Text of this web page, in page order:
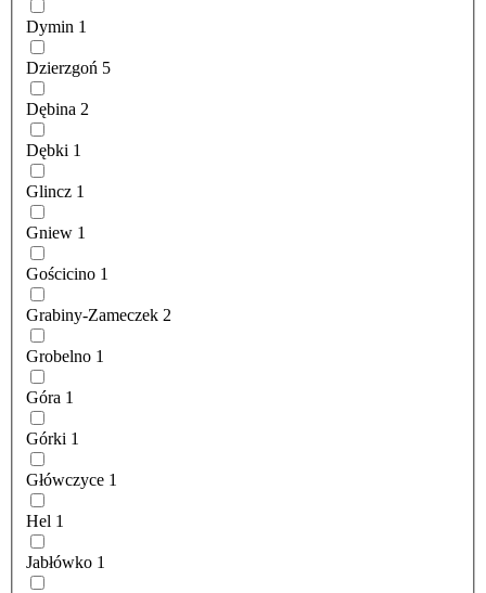
Dymin 1
Dzierzgoń 5
Dębina 2
Dębki 1
Glincz 1
Gniew 1
Gościcino 1
Grabiny-Zameczek 2
Grobelno 1
Góra 1
Górki 1
Główczyce 1
Hel 1
Jabłówko 1